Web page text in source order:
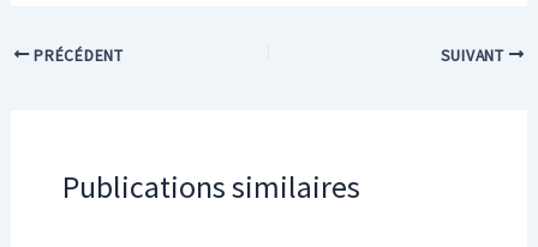
PRÉCÉDENT SUIVANT
Publications similaires